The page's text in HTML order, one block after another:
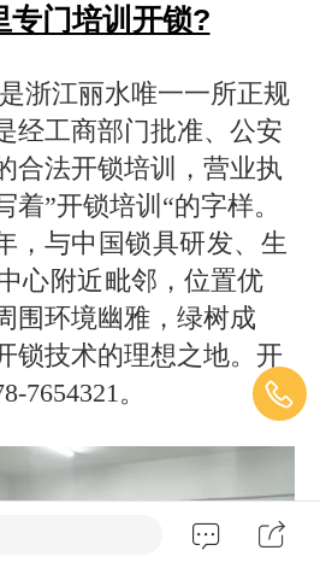
专门培训开锁?
是浙江丽水唯一一所正规
经工商部门批准、公安
合法开锁培训，营业执
着”开锁培训“的字样。
，与中国锁具研发、 生
心附近毗邻 ，位置优
围环境幽雅，绿树成
锁技术的理想之地。开
7654321。